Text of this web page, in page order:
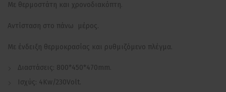
Με θερμοστάτη και χρονοδιακόπτη.
Αντίσταση στο πάνω μέρος.
Με ένδειξη θερμοκρασίας και ρυθμιζόμενο πλέγμα.
Διαστάσεις: 800*450*470mm.
Ισχύς: 4Kw/230Volt.